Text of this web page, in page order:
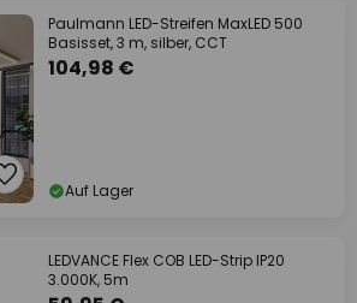
Paulmann LED-Streifen MaxLED 500
Basisset, 3 m, silber, CCT
104,98 €
Auf Lager
LEDVANCE Flex COB LED-Strip IP20
3.000K, 5m